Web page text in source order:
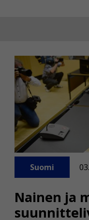
Nainen ja
Suomi